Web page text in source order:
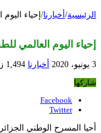
الرئيسية/ أخبارنا/ إحياء
إحياء اليوم العالمي
3 يونيو، 2020 أخبارنا 1,494 زيارة
شاركها
Facebook
Twitter